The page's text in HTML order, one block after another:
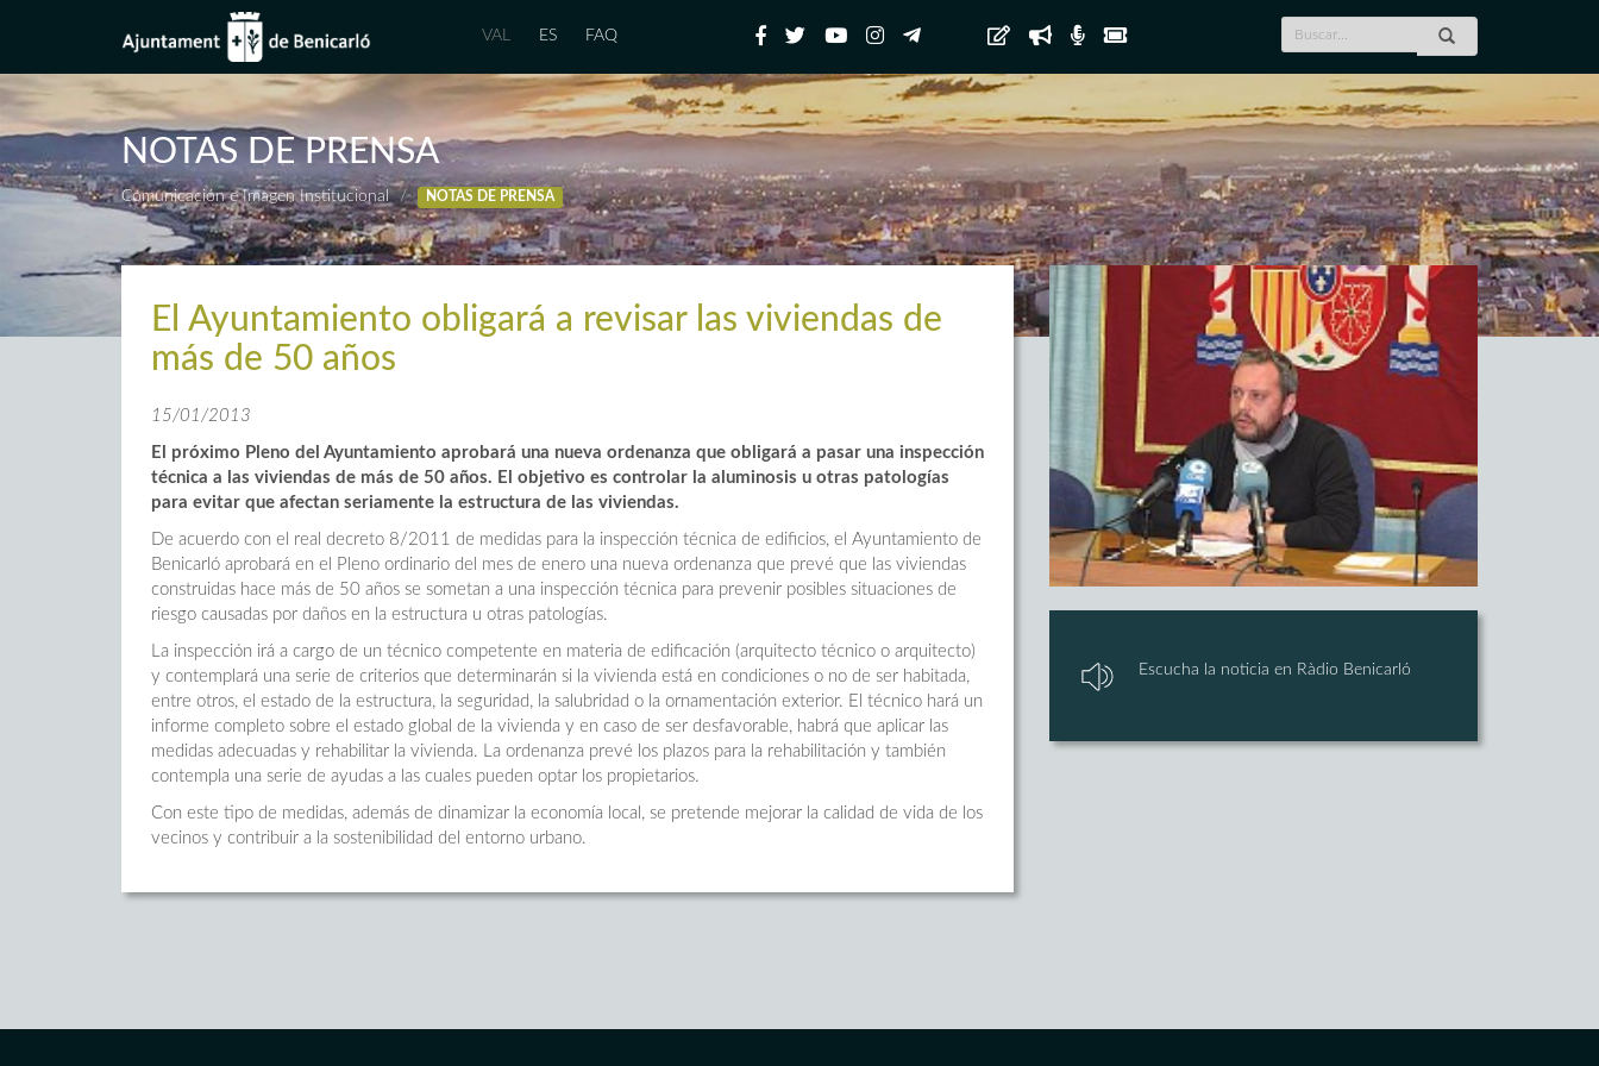
VAL ES FAQ
NOTAS DE PRENSA
Comunicación e Imagen Institucional NOTAS DE PRENSA
El Ayuntamiento obligará a revisar las viviendas de
más de 50 años
15/01/2013
El próximo Pleno del Ayuntamiento aprobará una nueva ordenanza que obligará a pasar una inspección
técnica a las viviendas de más de 50 años. El objetivo es controlar la aluminosis u otras patologías
para evitar que afectan seriamente la estructura de las viviendas.
De acuerdo con el real decreto 8/2011 de medidas para la inspección técnica de edificios, el Ayuntamiento de
Benicarló aprobará en el Pleno ordinario del mes de enero una nueva ordenanza que prevé que las viviendas
construidas hace más de 50 años se sometan a una inspección técnica para prevenir posibles situaciones de
riesgo causadas por daños en la estructura u otras patologías.
La inspección irá a cargo de un técnico competente en materia de edificación (arquitecto técnico o arquitecto)
y contemplará una serie de criterios que determinarán si la vivienda está en condiciones o no de ser habitada,
entre otros, el estado de la estructura, la seguridad, la salubridad o la ornamentación exterior. El técnico hará un
informe completo sobre el estado global de la vivienda y en caso de ser desfavorable, habrá que aplicar las
medidas adecuadas y rehabilitar la vivienda. La ordenanza prevé los plazos para la rehabilitación y también
contempla una serie de ayudas a las cuales pueden optar los propietarios.
Con este tipo de medidas, además de dinamizar la economía local, se pretende mejorar la calidad de vida de los
vecinos y contribuir a la sostenibilidad del entorno urbano.
Escucha la noticia en Ràdio Benicarló